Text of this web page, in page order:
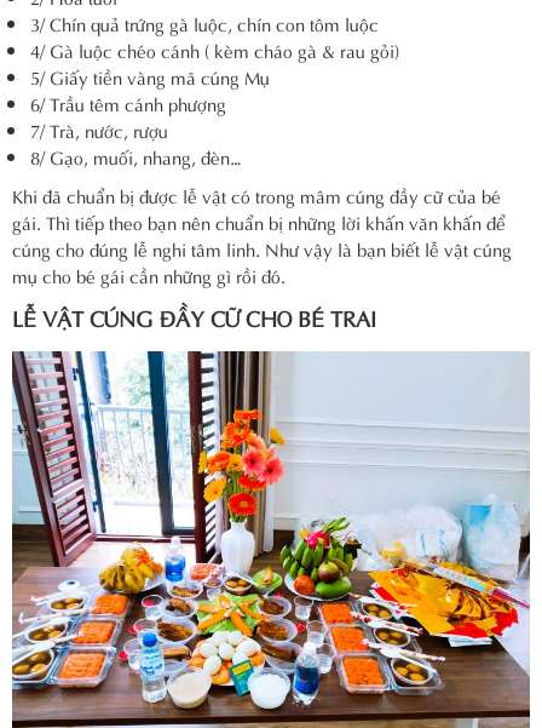
3/ Chín quả trứng gà luộc, chín con tôm luộc
4/ Gà luộc chéo cánh ( kèm cháo gà & rau gỏi)
5/ Giấy tiền vàng mã cúng Mụ
6/ Trầu têm cánh phượng
7/ Trà, nước, rượu
8/ Gạo, muối, nhang, đèn…
Khi đã chuẩn bị được lễ vật có trong mâm cúng đầy cữ của bé
gái. Thì tiếp theo bạn nên chuẩn bị những lời khấn văn khấn để
cúng cho đúng lễ nghi tâm linh. Như vậy là bạn biết lễ vật cúng
mụ cho bé gái cần những gì rồi đó.
LỄ VẬT CÚNG ĐẦY CỮ CHO BÉ TRAI